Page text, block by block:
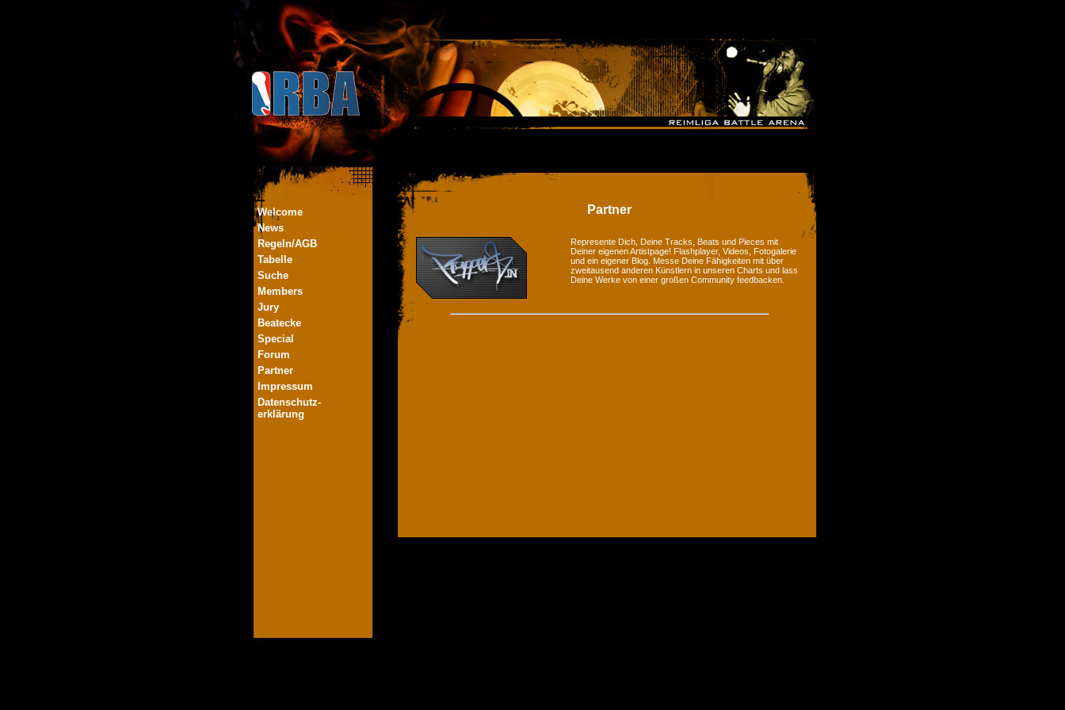
Welcome
News
Regeln/AGB
Tabelle
Suche
Members
Jury
Beatecke
Special
Forum
Partner
Impressum
Datenschutz-
erklärung
Partner
Represente Dich, Deine Tracks, Beats und Pieces mit
Deiner eigenen Artistpage! Flashplayer, Videos, Fotogalerie
und ein eigener Blog. Messe Deine Fähigkeiten mit über
zweitausend anderen Künstlern in unseren Charts und lass
Deine Werke von einer großen Community feedbacken.